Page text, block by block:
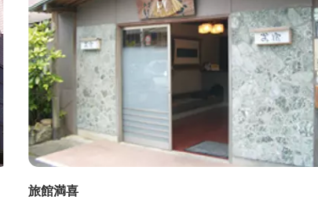
旅館満喜